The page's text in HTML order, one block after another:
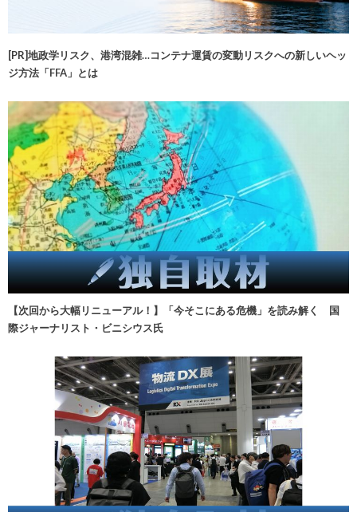
[PR]地政学リスク、港湾混雑…コンテナ運賃の変動リスクへの新しいヘッ
ジ方法「FFA」とは
【次回から大幅リニューアル！】「今そこにある危機」を読み解く 国
際ジャーナリスト・ビニシウス氏